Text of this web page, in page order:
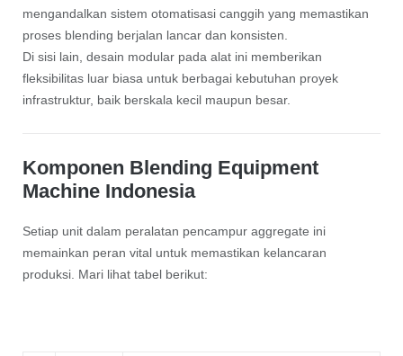
mengandalkan sistem otomatisasi canggih yang memastikan
proses blending berjalan lancar dan konsisten.
Di sisi lain, desain modular pada alat ini memberikan
fleksibilitas luar biasa untuk berbagai kebutuhan proyek
infrastruktur, baik berskala kecil maupun besar.
Komponen Blending Equipment
Machine Indonesia
Setiap unit dalam peralatan pencampur aggregate ini
memainkan peran vital untuk memastikan kelancaran
produksi. Mari lihat tabel berikut: